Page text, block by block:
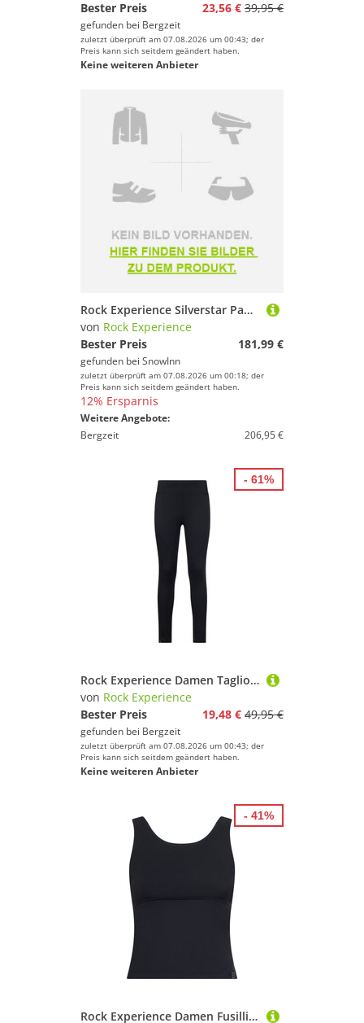
Bester Preis
23,56 € 39,95 €
gefunden bei Bergzeit
zuletzt überprüft am 07.08.2026 um 00:43; der
Preis kann sich seitdem geändert haben.
Keine weiteren Anbieter
Rock Experience Silverstar Pants Schwarz XL Mann
von Rock Experience
Bester Preis
181,99 €
gefunden bei SnowInn
zuletzt überprüft am 07.08.2026 um 00:18; der
Preis kann sich seitdem geändert haben.
12% Ersparnis
Weitere Angebote:
Bergzeit
206,95 €
Rock Experience Damen Tagliolini 2.0 Tights
von Rock Experience
Bester Preis
19,48 € 49,95 €
gefunden bei Bergzeit
zuletzt überprüft am 07.08.2026 um 00:43; der
Preis kann sich seitdem geändert haben.
Keine weiteren Anbieter
- 61%
Rock Experience Damen Fusilli 2.0 Top
- 41%